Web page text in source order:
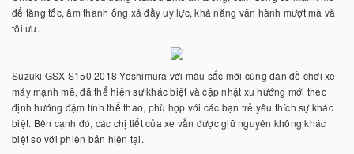
để tăng tốc, âm thanh ống xả đầy uy lực, khả năng vận hành mượt mà và
tối ưu.
Suzuki GSX-S150 2018 Yoshimura với màu sắc mới cùng dàn đồ chơi xe
máy mạnh mẽ, đã thể hiện sự khác biệt và cập nhật xu hướng mới theo
định hướng đậm tính thể thao, phù hợp với các bạn trẻ yêu thích sự khác
biệt. Bên cạnh đó, các chị tiết của xe vẫn được giữ nguyên không khác
biệt so với phiên bản hiện tại.